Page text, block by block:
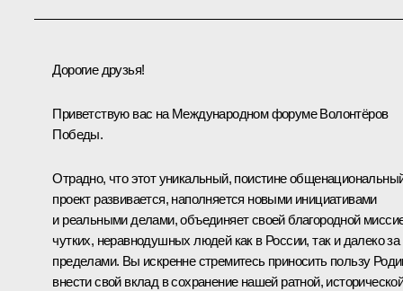
Дорогие друзья!
Приветствую вас на Международном форуме Волонтёров
Победы.
Отрадно, что этот уникальный, поистине
проект развивается, наполняется новыми инициативами
и реальными делами, объединяет своей благородной
чутких, неравнодушных людей как в России, так и далеко за
пределами. Вы искренне стремитесь приносить пользу
внести свой вклад в сохранение нашей ратной,